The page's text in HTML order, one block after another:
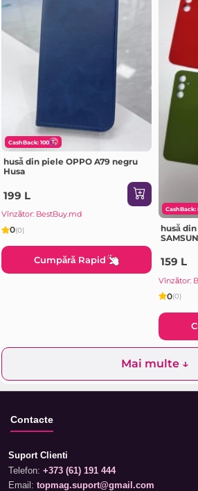
CashBack: 100
husă din piele OPPO A79 negru
Husa
199 L
Vînzător: BestBuy.md
0(0)
Cumpără Rapid
CashBack:
husă
159 L
Vînzător:
0(0)
Mai multe ↓
Contacte
Suport Clienti
Telefon: +373 (61) 191 444
Email: topmag.suport@gmail.com